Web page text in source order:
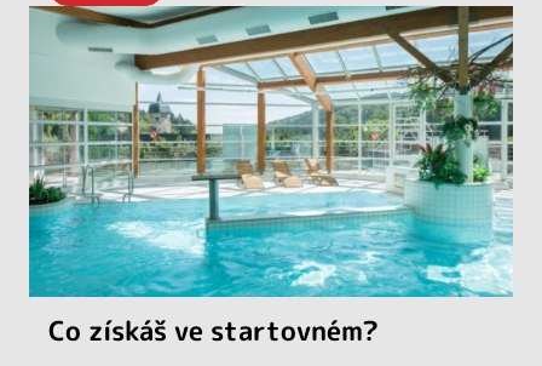
Co získáš ve startovném?